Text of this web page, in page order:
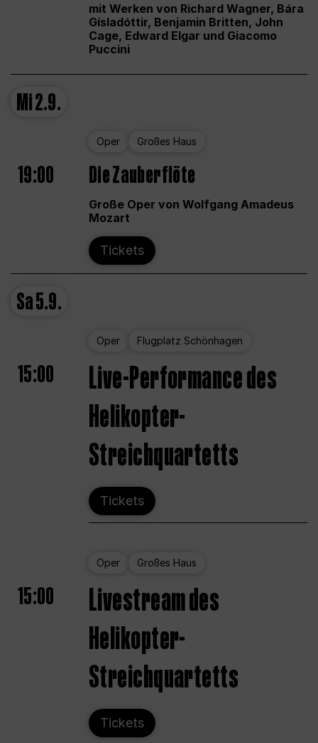
mit Werken von Richard Wagner, Bára
Gísladóttir, Benjamin Britten, John
Cage, Edward Elgar und Giacomo
Puccini
Mi2.9.
Oper Großes Haus
19:00 Die Zauberflöte
Große Oper von Wolfgang Amadeus
Mozart
Tickets
Sa5.9.
Oper Flugplatz Schönhagen
15:00
Live-Performance des
Helikopter-
Streichquartetts
Tickets
Oper Großes Haus
15:00
Livestream des
Helikopter-
Streichquartetts
Tickets